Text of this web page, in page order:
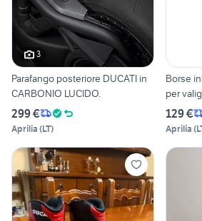
3
Parafango posteriore DUCATI in
CARBONIO LUCIDO.
299 €
Aprilia (LT)
Borse
per
129 €
Aprilia (